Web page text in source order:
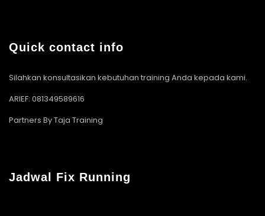
Quick contact info
Silahkan konsultasikan kebutuhan training Anda kepada kami.
ARIEF: 081349589616
Partners By Taja Training
Jadwal Fix Running